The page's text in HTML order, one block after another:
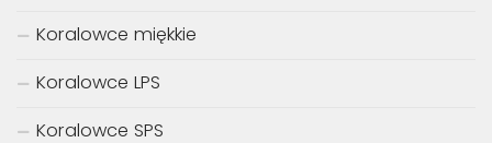
Koralowce miękkie
Koralowce LPS
Koralowce SPS